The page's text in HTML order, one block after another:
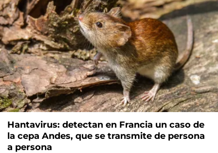
Hantavirus: detectan en Francia un caso de
la cepa Andes, que se transmite de persona
a persona